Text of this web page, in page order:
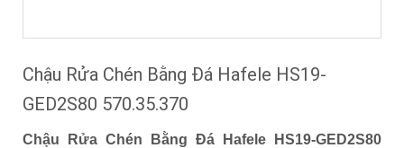
Chậu Rửa Chén Bằng Đá Hafele HS19-
GED2S80 570.35.370
Chậu Rửa Chén Bằng Đá Hafele HS19-GED2S80